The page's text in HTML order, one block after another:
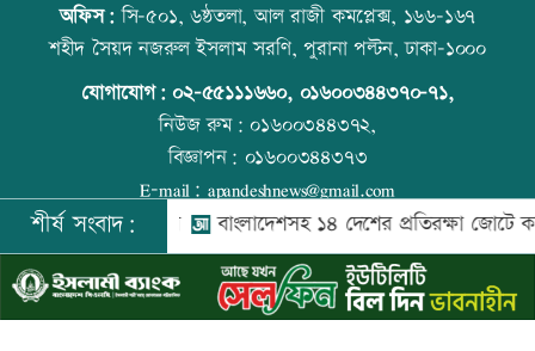
দিল্লিতে শেখ হাসিনার বক্তব্যে ভারতের সমর্থন
নেই: রণধীর জয়সওয়াল
দেশে ফিরলেন আরও ৩৪০ লিবিয়া প্রবাসী
দুর্নীতির বিরুদ্ধে কঠোর অবস্থান নিতে হবে:
প্রতিমন্ত্রীকে ঘিরে ভাইরাল ভিডিওতে ছবি
জুড়ে অপপ্রচার: এলিন
কোরআন-হাদিসে নামাজ না পড়ার শাস্তি
উত্থান-পতনের বাজারে আজ স্বর্ণের ভরি কত
অফিস:সি-৫০১, ৬ষ্ঠতলা, আল রাজী কমপ্লেক্স, ১৬৬-১৬৭
শহীদ সৈয়দ নজরুল ইসলাম সরণি, পুরানা পল্টন, ঢাকা-১০০০
যোগাযোগ: ০২-৫৫১১১৬৬০, ০১৬০০৩৪৪৩৭০-৭১,
নিউজ রুম:০১৬০০৩৪৪৩৭২,
বিজ্ঞাপন: ০১৬০০৩৪৪৩৭৩
E-mail: apandeshnews@gmail.com
©২০২৬ |আপন দেশ ডটকমকর্তৃক সর্বসত্ব ® সংরক্ষিত | উন্নয়নে
ইমিথমেকারস.কম
শীর্ষ সংবাদ:
স্বরাষ্ট্রমন্ত্রী বাংলাদেশসহ ১৪ দেশের প্রতিরক্ষা জোটে